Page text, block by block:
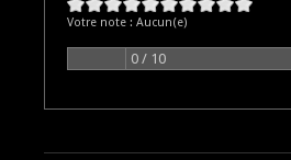
Votre note : Aucun(e)
0 / 10